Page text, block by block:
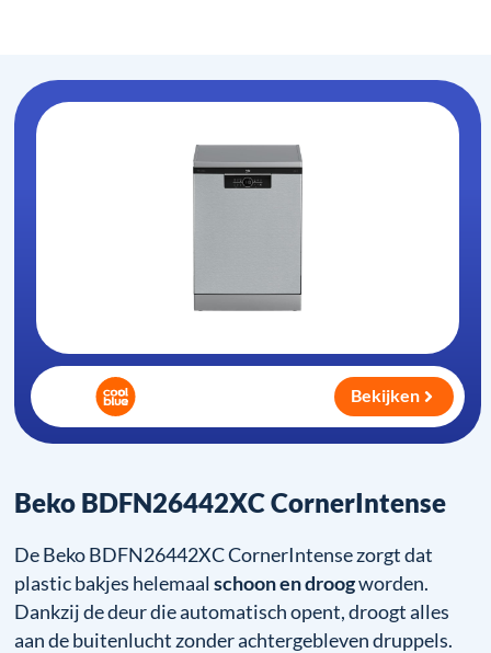
Beko BDFN26442XC CornerIntense
De Beko BDFN26442XC CornerIntense zorgt dat
plastic bakjes helemaalschoon en droogworden.
Dankzij de deur die automatisch opent, droogt alles
aan de buitenlucht zonder achtergebleven druppels.
Bekijken